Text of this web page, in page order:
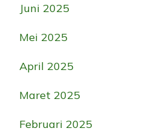
Juni 2025
Mei 2025
April 2025
Maret 2025
Februari 2025